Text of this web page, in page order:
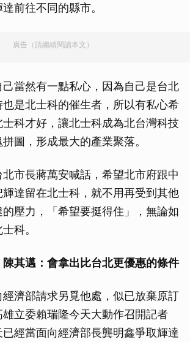
前往不同的縣市。
廣告（請繼續閱讀本文）
當然有一點私心，因為自己是台北
是北士科的催生者，所以有私心希
科才好，讓北士科成為北台灣科技
圖，形成最大的產業聚落。
市長蔣萬安喊話，希望北市府跟中
達留在北士科，就不用再受到其他
壓力，「希望要挺得住」，無論如
科。
其邁：會拿出比台北更優惠的條件
濟部請求另覓他處，似已放棄原訂
立委賴瑞隆今天大動作召開記者
經當面向經濟部長龔明鑫爭取輝達